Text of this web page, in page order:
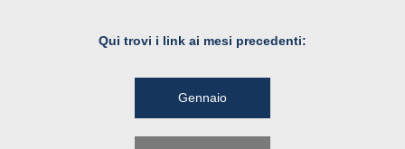
Qui trovi i link ai mesi precedenti:
Gennaio